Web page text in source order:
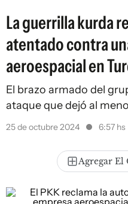
La guerrilla kurda
atentado contra
aeroespacial en
El brazo armado del
ataque que dejó al
25 de octubre 2024 6:57 hs
Agregar El